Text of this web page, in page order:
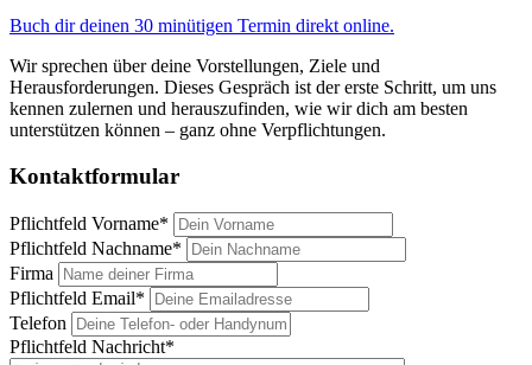
Buch dir deinen 30 minütigen Termin direkt online.
Wir sprechen über deine Vorstellungen, Ziele und
Herausforderungen. Dieses Gespräch ist der erste Schritt, um uns
kennen zulernen und herauszufinden, wie wir dich am besten
unterstützen können – ganz ohne Verpflichtungen.
Kontaktformular
Pflichtfeld Vorname*
Pflichtfeld Nachname*
Firma
Pflichtfeld Email*
Telefon
Pflichtfeld Nachricht*